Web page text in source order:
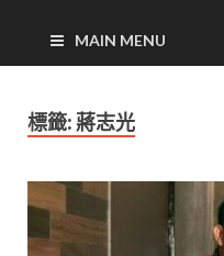
MAIN MENU
標籤: 蔣志光